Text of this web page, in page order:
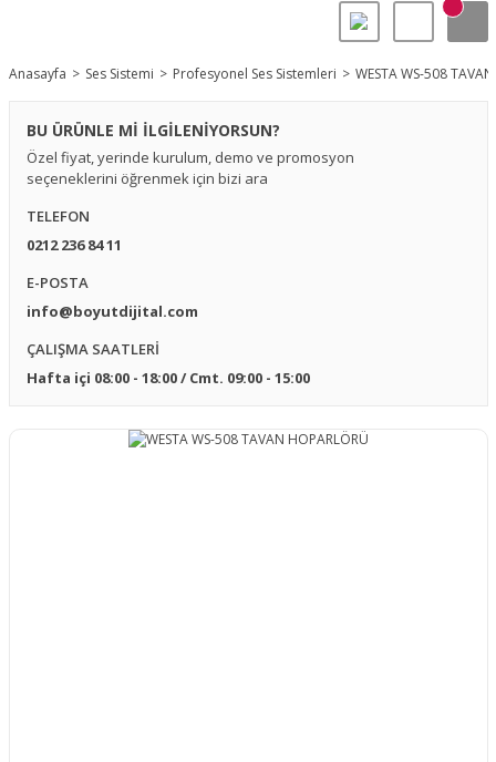
Anasayfa Ses Sistemi Profesyonel Ses Sistemleri WESTA WS-508
BU ÜRÜNLE Mİ İLGİLENİYORSUN?
Özel fiyat, yerinde kurulum, demo ve promosyon
seçeneklerini öğrenmek için bizi ara
TELEFON
0212 236 84 11
E-POSTA
info@boyutdijital.com
ÇALIŞMA SAATLERİ
Hafta içi 08:00 - 18:00 / Cmt. 09:00 - 15:00